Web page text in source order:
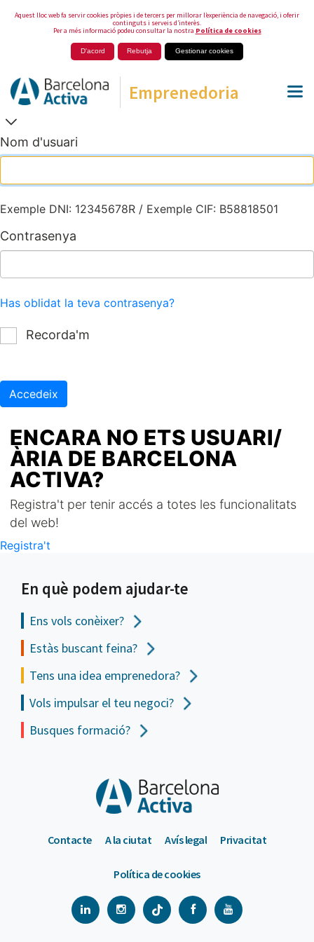
Aquest lloc web fa servir cookies pròpies i de tercers per millorar l’experiència de navegació, i oferir
continguts i serveis d’interès.
Per a més informació podeu consultar la nostra Política de cookies
D'acord Rebutja Gestionar cookies
Emprenedoria
Nom d'usuari
Exemple DNI: 12345678R / Exemple CIF: B58818501
Contrasenya
Has oblidat la teva contrasenya?
Recorda'm
Accedeix
ENCARA NO ETS USUARI/
ÀRIA DE BARCELONA
ACTIVA?
Registra't per tenir accés a totes les funcionalitats
del web!
Registra't
En què podem ajudar-te
Ens vols conèixer?
Estàs buscant feina?
Tens una idea emprenedora?
Vols impulsar el teu negoci?
Busques formació?
Contacte A la ciutat Avís legal Privacitat
Política de cookies